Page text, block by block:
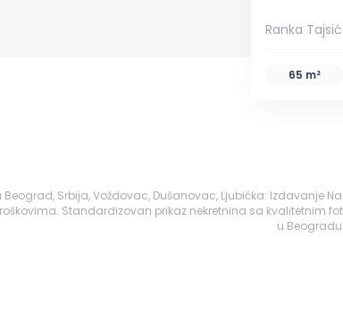
Ranka
65 m²
Srbija, Voždovac, Dušanovac, Ljubićka: Izdavanje
Standardizovan prikaz nekretnina sa kvalitetnim
u